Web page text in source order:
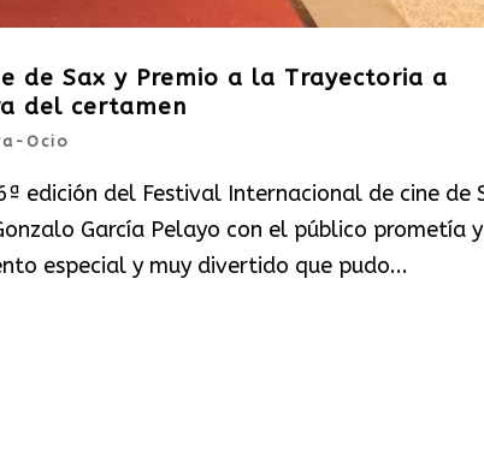
de Sax y Premio a la Trayectoria a
del certamen
Ocio
edición del Festival Internacional de cine de
García Pelayo con el público prometía y
especial y muy divertido que pudo...